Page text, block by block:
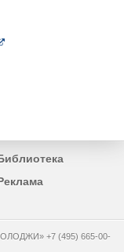
+7 (495) 665-00-